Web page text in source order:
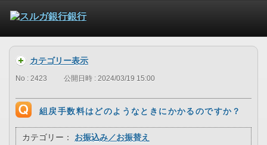
カテゴリー表示
No : 2423 公開日時 : 2024/03/19 15:00
組戻手数料はどのようなときにかかるのですか？
カテゴリー：
お振込み／お振替え